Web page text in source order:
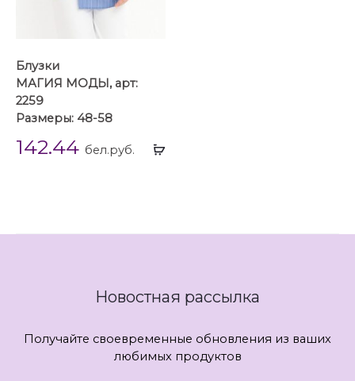
Выбрать
Блузки
МАГИЯ МОДЫ, арт:
2259
Размеры: 48-58
142.44 бел.руб.
Новостная рассылка
Получайте своевременные обновления из ваших
любимых продуктов